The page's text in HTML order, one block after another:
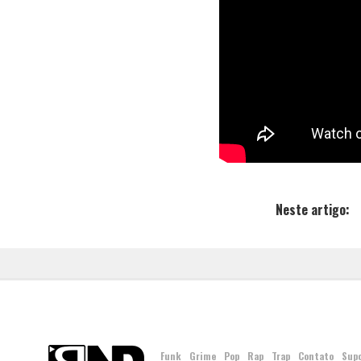
Neste artigo:
Funk Grime Pop Rap Trap Contato